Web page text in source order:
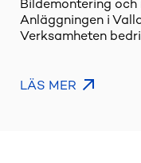
Bildemontering och
Anläggningen i
Verksamheten
LÄS MER